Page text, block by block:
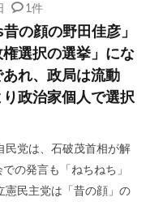
1件
の顔の野田佳彦」
選択の選挙」にな
れ、政局は流動
政治家個人で選択
民党は、石破茂首相が解
の発言も「ねちねち」
憲民主党は「昔の顔」の